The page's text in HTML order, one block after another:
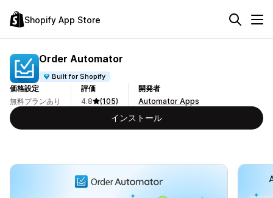
Shopify App Store
Order Automator
Built for Shopify
価格設定
無料プランあり
評価
4.8
(105)
開発者
Automator Apps
インストール